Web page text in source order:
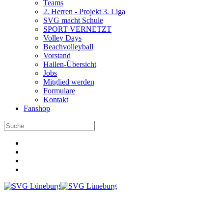
Teams
2. Herren - Projekt 3. Liga
SVG macht Schule
SPORT VERNETZT
Volley Days
Beachvolleyball
Vorstand
Hallen-Übersicht
Jobs
Mitglied werden
Formulare
Kontakt
Fanshop